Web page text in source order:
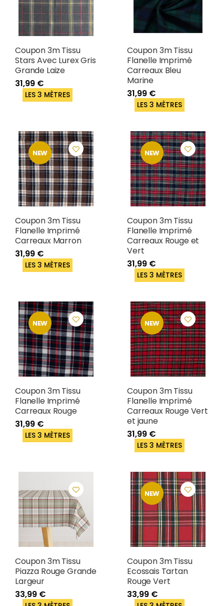
Coupon 3m Tissu
Stars Avec Lurex Gris
Grande Laize
31,99 €
LES 3 MÈTRES
Coupon 3m Tissu
Flanelle Imprimé
Carreaux Bleu
Marine
31,99 €
LES 3 MÈTRES
NEW
Coupon 3m Tissu
Flanelle Imprimé
Carreaux Marron
31,99 €
LES 3 MÈTRES
NEW
Coupon 3m Tissu
Flanelle Imprimé
Carreaux Rouge et
Vert
31,99 €
LES 3 MÈTRES
NEW
Coupon 3m Tissu
Flanelle Imprimé
Carreaux Rouge
31,99 €
LES 3 MÈTRES
NEW
Coupon 3m Tissu
Flanelle Imprimé
Carreaux Rouge Vert
et jaune
31,99 €
LES 3 MÈTRES
Coupon 3m Tissu
Piazza Rouge Grande
Largeur
33,99 €
NEW
Coupon 3m Tissu
Ecossais Tartan
Rouge Vert
33,99 €